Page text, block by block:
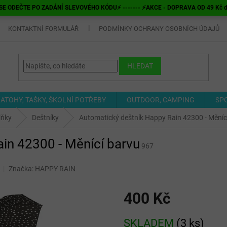
ODEČTE PO ZADÁNÍ SLEVOVÉHO KÓDU⚡ ------- ⚡AKCE - DOPRAVA OD 49
KONTAKTNÍ FORMULÁŘ PODMÍNKY OCHRANY OSOBNÍCH ÚDAJŮ
HLEDAT
TAŠKY, ŠKOLNÍ POTŘEBY OUTDOOR, CAMPING
Deštníky Automatický deštník Happy Rain 42300 -
42300 - Měnící barvu 967
Značka: HAPPY RAIN
400 Kč
cena:
SKLADEM (3 ks)